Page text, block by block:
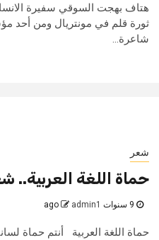
هتاف بهجت السوقي سفيرة
ثورة قلم في مونتريال ومن أحد
شاعرة...
شعر
حماة اللغة العربية..
admin1
حماة اللغة العربية أنتم حماة